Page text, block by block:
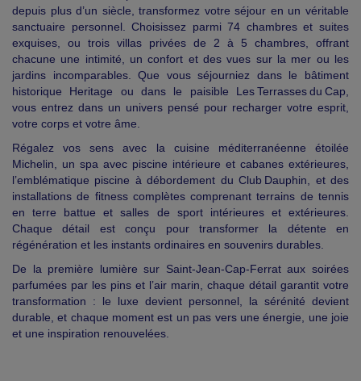
depuis plus d’un siècle, transformez votre séjour en un véritable
sanctuaire personnel. Choisissez parmi 74 chambres et suites
exquises, ou trois villas privées de 2 à 5 chambres, offrant
chacune une intimité, un confort et des vues sur la mer ou les
jardins incomparables. Que vous séjourniez dans le bâtiment
historique Heritage ou dans le paisible Les Terrasses du Cap,
vous entrez dans un univers pensé pour recharger votre esprit,
votre corps et votre âme.
Régalez vos sens avec la cuisine méditerranéenne étoilée
Michelin, un spa avec piscine intérieure et cabanes extérieures,
l’emblématique piscine à débordement du Club Dauphin, et des
installations de fitness complètes comprenant terrains de tennis
en terre battue et salles de sport intérieures et extérieures.
Chaque détail est conçu pour transformer la détente en
régénération et les instants ordinaires en souvenirs durables.
De la première lumière sur Saint‑Jean‑Cap‑Ferrat aux soirées
parfumées par les pins et l’air marin, chaque détail garantit votre
transformation : le luxe devient personnel, la sérénité devient
durable, et chaque moment est un pas vers une énergie, une joie
et une inspiration renouvelées.